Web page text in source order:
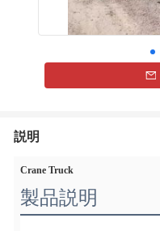
説明
Crane Truck
製品説明